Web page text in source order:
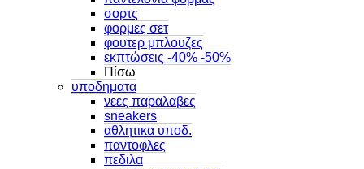
σορτς
φορμες σετ
φουτερ μπλουζες
εκπτώσεις -40% -50%
Πίσω
υποδηματα
νεες παραλαβες
sneakers
αθλητικα υποδ.
παντοφλες
πεδιλα